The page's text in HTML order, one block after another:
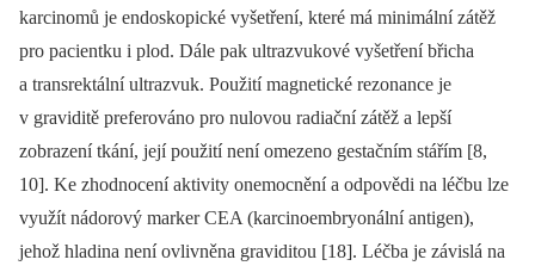
karcinomů je endoskopické vyšetření, které má minimální zátěž
pro pacientku i plod. Dále pak ultrazvukové vyšetření břicha
a transrektální ultrazvuk. Použití magnetické rezonance je
v graviditě preferováno pro nulovou radiační zátěž a lepší
zobrazení tkání, její použití není omezeno gestačním stářím [8,
10]. Ke zhodnocení aktivity onemocnění a odpovědi na léčbu lze
využít nádorový marker CEA (karcinoembryonální antigen),
jehož hladina není ovlivněna graviditou [18]. Léčba je závislá na